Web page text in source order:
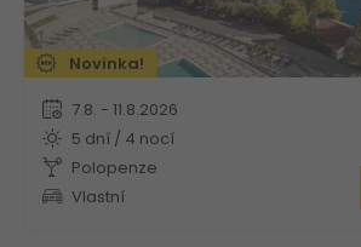
Novinka!
7.8. - 11.8.2026
5 dní / 4 nocí
Polopenze
Vlastní